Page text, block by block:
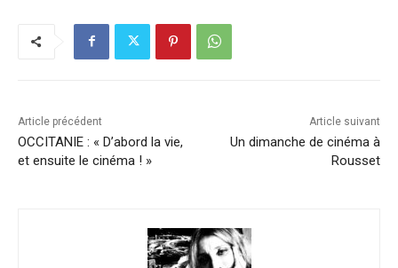
Article précédent
OCCITANIE : « D’abord la vie,
et ensuite le cinéma ! »
Article suivant
Un dimanche de cinéma à
Rousset